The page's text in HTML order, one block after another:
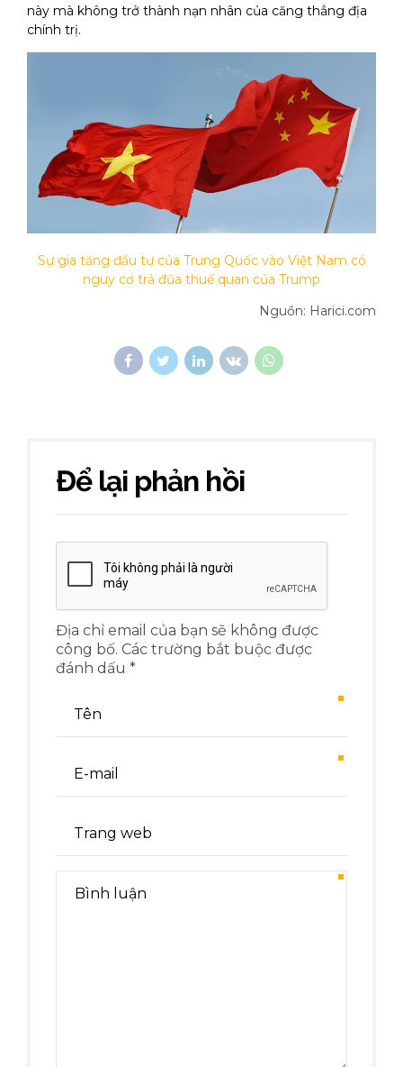
này mà không trở thành nạn nhân của căng thẳng địa
chính trị.
Sự gia tăng đầu tư của Trung Quốc vào Việt Nam có
nguy cơ trả đũa thuế quan của Trump
Nguồn: Harici.com
Để lại phản hồi
Địa chỉ email của bạn sẽ không được
công bố. Các trường bắt buộc được
đánh dấu *